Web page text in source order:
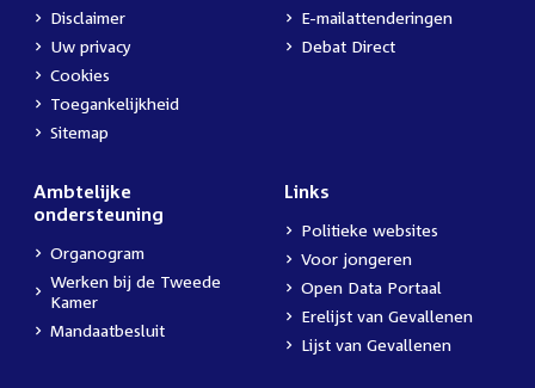
Disclaimer
Uw privacy
Cookies
Toegankelijkheid
Sitemap
E-mailattenderingen
Debat Direct
Ambtelijke
ondersteuning
Organogram
Werken bij de Tweede
Kamer
Mandaatbesluit
Links
Politieke websites
Voor jongeren
Open Data Portaal
Erelijst van Gevallenen
Lijst van Gevallenen